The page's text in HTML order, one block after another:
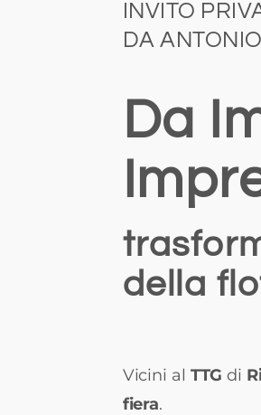
INVITO
DA
Da
della
Vicini al TTGdi
fiera.